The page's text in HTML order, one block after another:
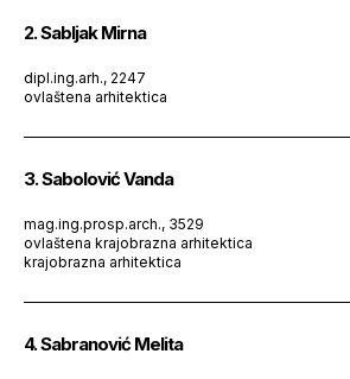
2. Sabljak Mirna
dipl.ing.arh., 2247
ovlaštena arhitektica
3. Sabolović Vanda
mag.ing.prosp.arch., 3529
ovlaštena krajobrazna arhitektica
krajobrazna arhitektica
4. Sabranović Melita